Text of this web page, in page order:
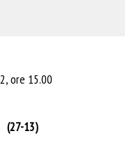
ore 15.00
(27-13)